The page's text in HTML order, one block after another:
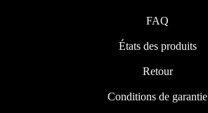
FAQ
États des produits
Retour
Conditions de garantie